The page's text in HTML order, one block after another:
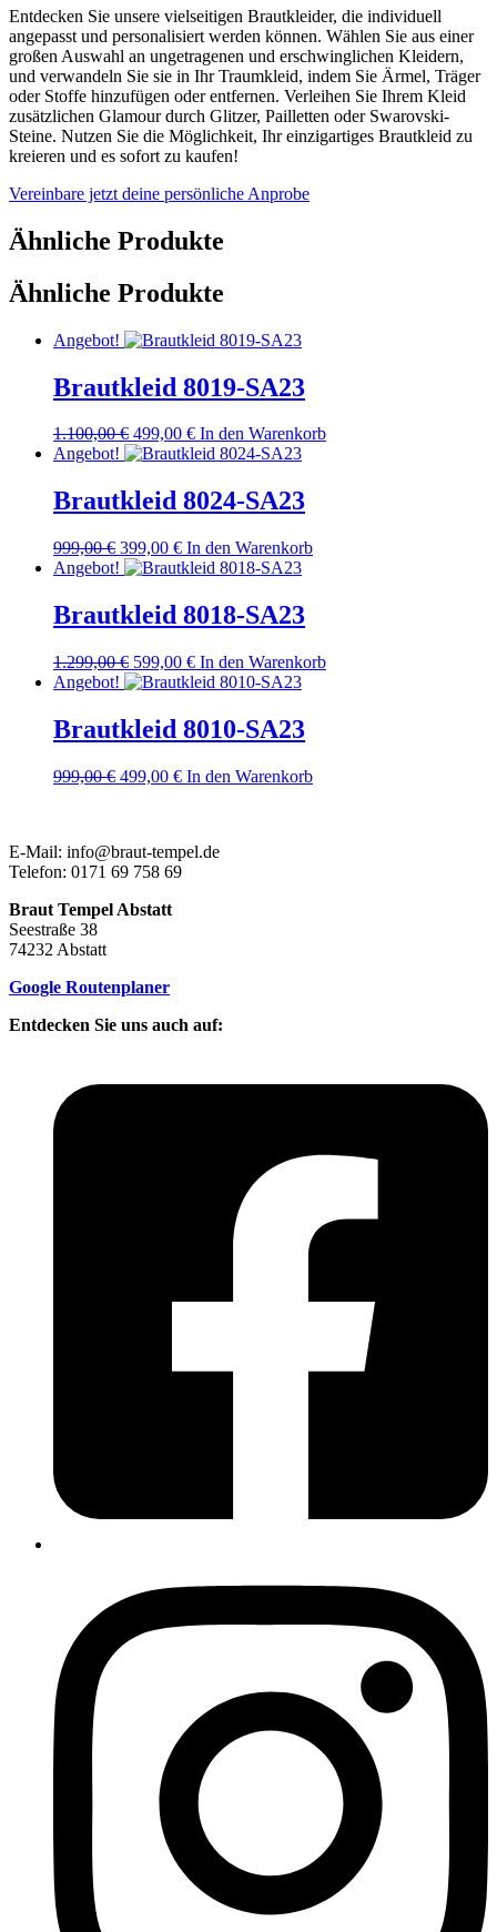
Entdecken Sie unsere vielseitigen Brautkleider, die individuell
angepasst und personalisiert werden können. Wählen Sie aus einer
großen Auswahl an ungetragenen und erschwinglichen Kleidern,
und verwandeln Sie sie in Ihr Traumkleid, indem Sie Ärmel, Träger
oder Stoffe hinzufügen oder entfernen. Verleihen Sie Ihrem Kleid
zusätzlichen Glamour durch Glitzer, Pailletten oder Swarovski-
Steine. Nutzen Sie die Möglichkeit, Ihr einzigartiges Brautkleid zu
kreieren und es sofort zu kaufen!
Vereinbare jetzt deine persönliche Anprobe
Ähnliche Produkte
Ähnliche Produkte
Angebot!
Brautkleid 8019-SA23
1.100,00€ Ursprünglicher
Preis
1.100,00 €
499,00 €Aktueller
Preis
499,00 €.
In den Warenkorb
Angebot!
Brautkleid 8024-SA23
999,00€ Ursprünglicher
Preis
999,00 €
399,00 €Aktueller
Preis
399,00 €.
In den Warenkorb
Angebot!
Brautkleid 8018-SA23
1.299,00€ Ursprünglicher
Preis
1.299,00 €
599,00 €Aktueller
Preis
599,00 €.
In den Warenkorb
Angebot!
Brautkleid 8010-SA23
999,00€ Ursprünglicher
499,00 €Aktueller
In den Warenkorb
E-Mail: info@braut-tempel.de
Telefon: 0171 69 758 69
Braut Tempel Abstatt
Seestraße 38
74232 Abstatt
Google Routenplaner
Entdecken Sie uns auch auf: